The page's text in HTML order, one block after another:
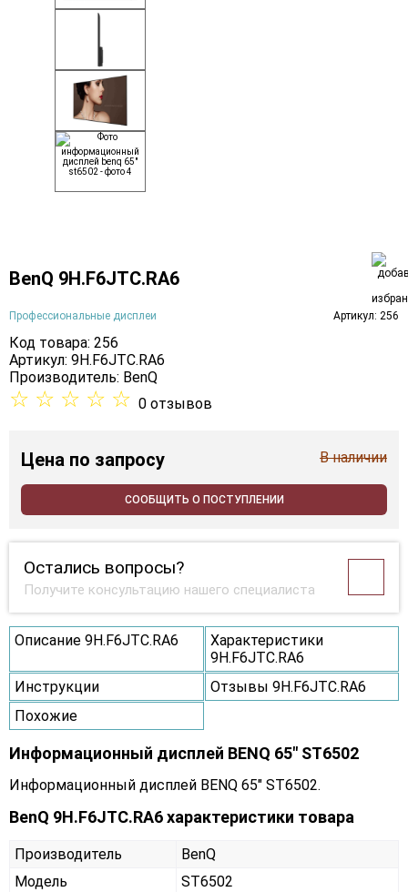
BenQ 9H.F6JTC.RA6
Профессиональные дисплеи Артикул: 256
Код товара: 256
Артикул: 9H.F6JTC.RA6
Производитель: BenQ
☆ ☆ ☆ ☆ ☆ 0 отзывов
Цена по запросу В наличии
СООБЩИТЬ О ПОСТУПЛЕНИИ
Остались вопросы?
Получите консультацию нашего специалиста
Описание 9H.F6JTC.RA6
Характеристики
9H.F6JTC.RA6
Инструкции
Отзывы 9H.F6JTC.RA6
Похожие
Информационный дисплей BENQ 65" ST6502
Информационный дисплей BENQ 65" ST6502.
BenQ 9H.F6JTC.RA6 характеристики товара
Производитель
BenQ
Модель
ST6502